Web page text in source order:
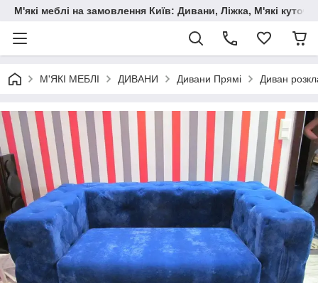
М'які меблі на замовлення Київ: Дивани, Ліжка, М'які
М'ЯКІ МЕБЛІ ДИВАНИ Дивани Прямі Диван